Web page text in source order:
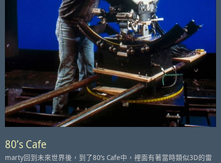
80’s Cafe
marty回到未來世界後，到了80’s Cafe中，裡面有著當時類似3D的雷